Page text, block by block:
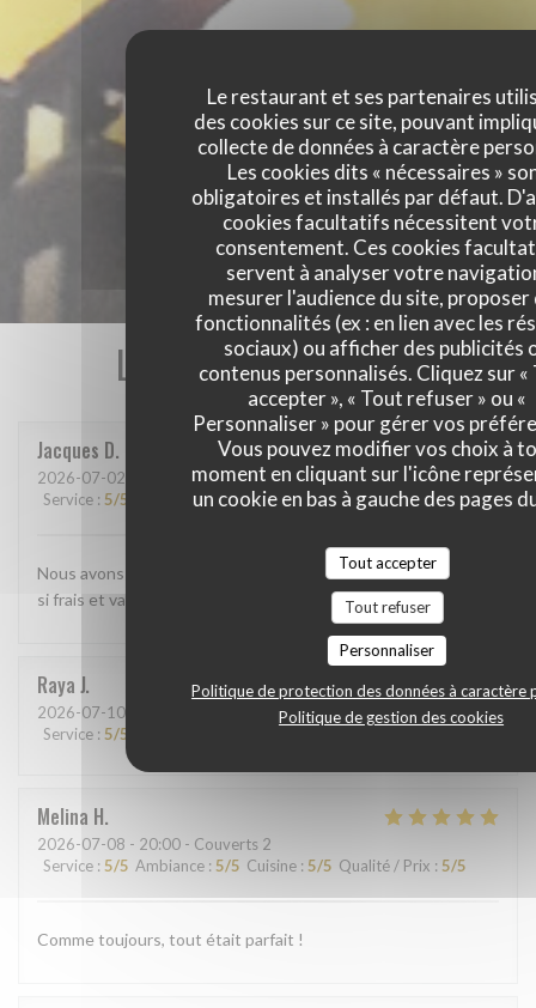
Le restaurant et ses partenaires
des cookies sur ce site, pouvant
collecte de données à caractère
Les cookies dits « nécessaires »
obligatoires et installés par défaut.
cookies facultatifs nécessitent
consentement. Ces cookies
servent à analyser votre
mesurer l'audience du site, proposer
fonctionnalités (ex : en lien avec les
sociaux) ou afficher des publicités
contenus personnalisés. Cliquez sur «
accepter », « Tout refuser » ou «
Personnaliser » pour gérer vos
Vous pouvez modifier vos choix à
moment en cliquant sur l'icône
un cookie en bas à gauche des pages
Tout accepter
Tout refuser
Personnaliser
Politique de protection des données à caractère
Politique de gestion des cookies
Les avis de nos clients
Jacques D
2026-07-02 - 19:00 - Couverts 2
Service : 5/5 Ambiance: 4/5 Cuisine: 5/5 Qualité / Prix:5/5
Nous avons beaucoup aimé le shashimi Akasaka. Les poissons
si frais et variés étaient absolument délicieux
Raya J
2026-07-10
Service : 5/5
Melina H
2026-07-08 - 20:00 - Couverts 2
Service : 5/5 Ambiance : 5/5 Cuisine : 5/5 Qualité / Prix : 5/5
Comme toujours, tout était parfait !